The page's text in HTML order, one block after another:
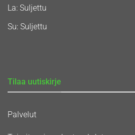
La: Suljettu
Su: Suljettu
Tilaa uutiskirje
Palvelut